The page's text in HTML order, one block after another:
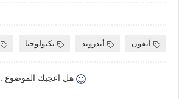
آيفون أندرويد تكنولوجيا
هل اعجبك الموضوع :